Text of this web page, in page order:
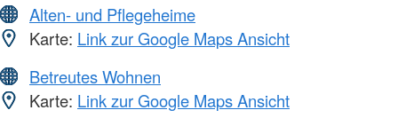
Alten- und Pflegeheime
Karte: Link zur Google Maps Ansicht
Betreutes Wohnen
Karte: Link zur Google Maps Ansicht